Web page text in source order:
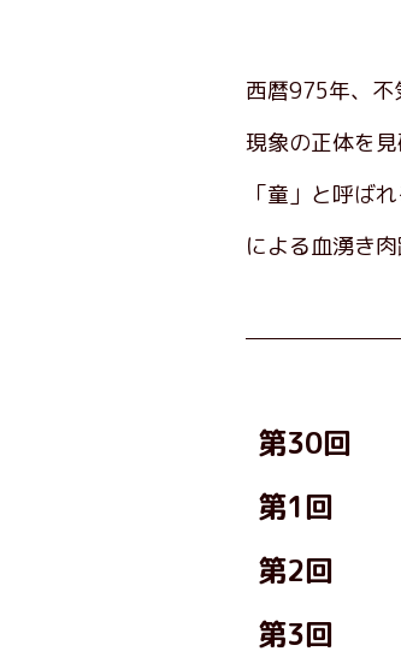
西暦975年、不
現象の正体を
「童」と呼ば
による血湧き
第30回
第1回
第2回
第3回